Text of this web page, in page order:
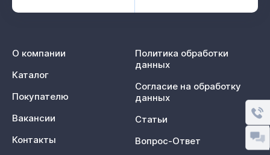
О компании
Каталог
Покупателю
Вакансии
Контакты
Политика обработки
данных
Согласие на обработку
данных
Статьи
Вопрос-Ответ